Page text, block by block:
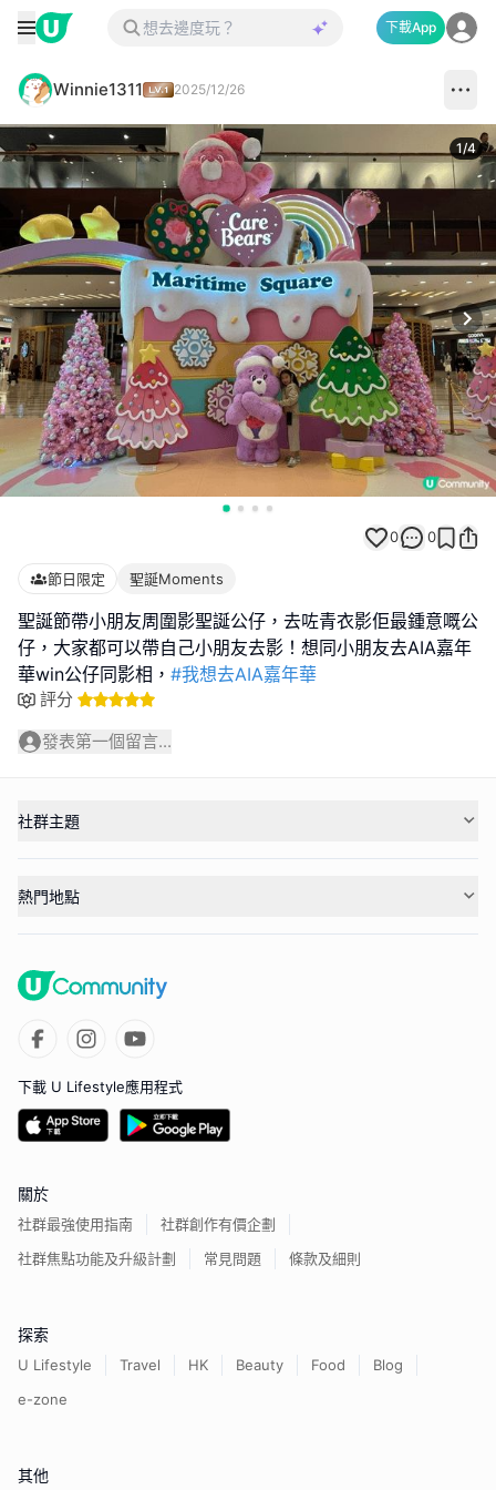
下載App
Winnie1311 2025/12/26
1/4
0 0
節日限定 聖誕Moments
聖誕節帶小朋友周圍影聖誕公仔，去咗青衣影佢最鍾意嘅公
仔，大家都可以帶自己小朋友去影！想同小朋友去AIA嘉年
華win公仔同影相， #我想去AIA嘉年華
評分
發表第一個留言...
社群主題
熱門地點
下載 U Lifestyle應用程式
關於
社群最強使用指南
社群創作有價企劃
社群焦點功能及升級計劃
常見問題 條款及細則
探索
U Lifestyle Travel HK Beauty Food
Blog
e-zone
其他